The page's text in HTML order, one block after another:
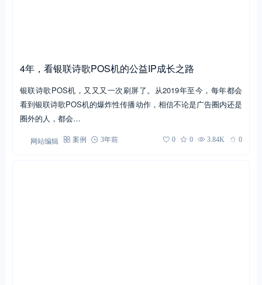
4年，看银联诗歌POS机的公益IP成长之路
银联诗歌POS机，又又又一次刷屏了。从2019年至今，每年都会
看到银联诗歌POS机的爆炸性传播动作，相信不论是广告圈内还是
圈外的人，都会…
网站编辑 案例 3年前 0 0 3.84K 0